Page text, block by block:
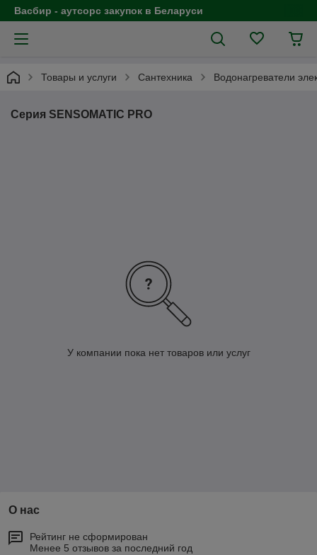
Васбир - аутсорс закупок в Беларуси
Товары и услуги Cантехника Водонагреватели
Серия SENSOMATIC PRO
У компании пока нет товаров или услуг
О нас
Рейтинг не сформирован
Менее 5 отзывов за последний год